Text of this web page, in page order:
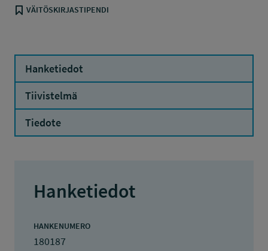
VÄITÖSKIRJASTIPENDI
Hanketiedot
Tiivistelmä
Tiedote
Hanketiedot
HANKENUMERO
180187